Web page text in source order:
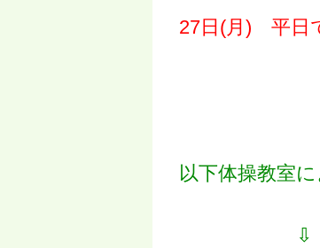
27日(月) 平日
以下体操教室
⇩